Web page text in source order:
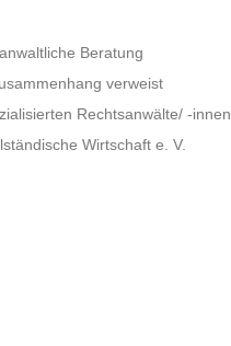
Beratung
verweist
Rechtsanwälte/ -innen
Wirtschaft e. V.